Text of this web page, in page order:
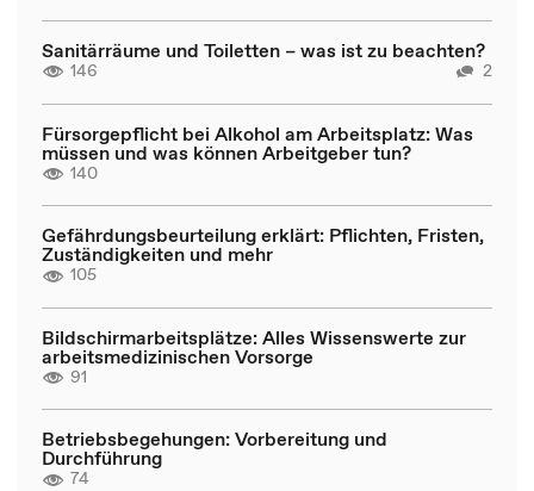
Sanitärräume und Toiletten – was ist zu beachten?
146 2
Fürsorgepflicht bei Alkohol am Arbeitsplatz: Was
müssen und was können Arbeitgeber tun?
140
Gefährdungsbeurteilung erklärt: Pflichten, Fristen,
Zuständigkeiten und mehr
105
Bildschirmarbeitsplätze: Alles Wissenswerte zur
arbeitsmedizinischen Vorsorge
91
Betriebsbegehungen: Vorbereitung und
Durchführung
74